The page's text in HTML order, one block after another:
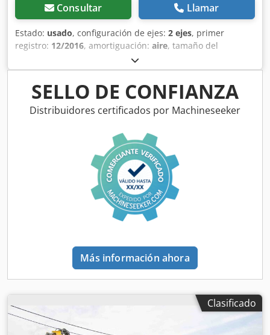
Consultar Llamar
Estado: usado, configuración de ejes: 2 ejes, primer
registro: 12/2016, amortiguación: aire, tamaño del
, distancia entre ejes:
Año de fabricación:2016, Material utilizable: hormigón
Medida de neumáticos: 425/65R22,5 Suspensión:
suspensión neumática Tracción: tracción a las ruedas Peso
en vacío: 7.720 kg Csdpfx Aieuc Dcdokerf Carga útil: 28.280
SELLO DE CONFIANZA
Distribuidores certificados por Machineseeker
Más información ahora
Clasificado